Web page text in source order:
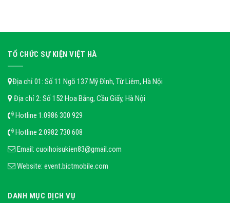
TỔ CHỨC SỰ KIỆN VIỆT HÀ
Địa chỉ 01: Số 11 Ngõ 137 Mỹ Đình, Từ Liêm, Hà Nội
Địa chỉ 2: Số 152 Hoa Bằng, Cầu Giấy, Hà Nội
Hotline 1:0986 300 929
Hotline 2:0982 730 608
Email: cuoihoisukien83@gmail.com
Website: event.bictmobile.com
DANH MỤC DỊCH VỤ